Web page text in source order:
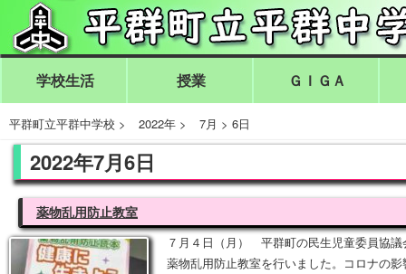
学校生活 授業 ＧＩＧＡ
平群町立平群中学校 > 2022年 > 7月 > 6日
2022年7月6日
薬物乱用防止教室
７月４日（月） 平群町の民生児童委員協
薬物乱用防止教室を行いました。コロナの